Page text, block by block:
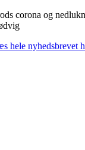
corona og
hele nyhedsbrevet